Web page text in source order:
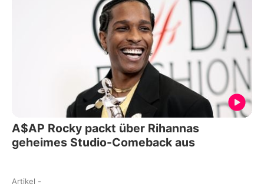
A$AP Rocky packt über Rihannas
geheimes Studio-Comeback aus
Artikel -